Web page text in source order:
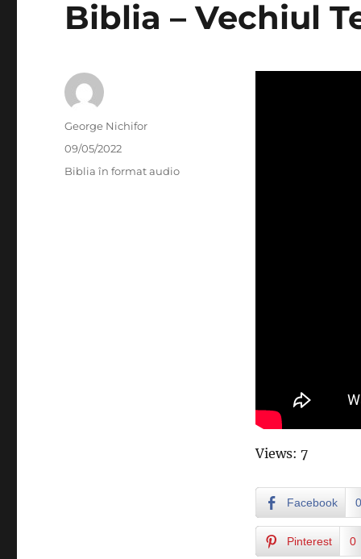
Biblia – Vechiul
Views: 7
Facebook 0
Pinterest 0
Author
George Nichifor
Posted
on
09/05/2022
Categories
Biblia în format audio